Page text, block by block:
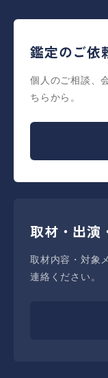
鑑定のご依
個人のご相談、
ちらから。
取材・出演
取材内容・対象
連絡ください。